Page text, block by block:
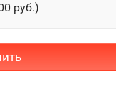
руб.)